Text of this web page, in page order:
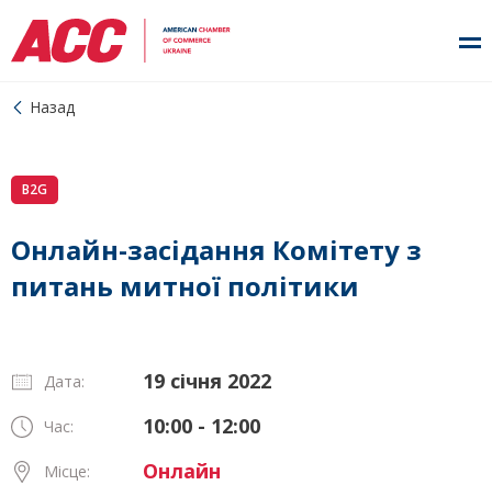
Назад
B2G
Онлайн-засідання Комітету з
питань митної політики
Дата: 19 січня 2022
Час: 10:00 - 12:00
Місце: Онлайн